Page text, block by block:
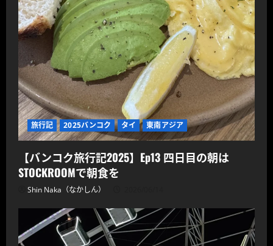
旅行記 2025バンコク タイ 東南アジア
【バンコク旅行記2025】Ep13 四日目の朝は
STOCKROOMで朝食を
Shin Naka（なかしん）